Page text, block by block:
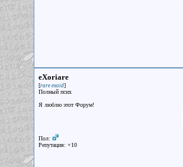
eXoriare
[rare exoid]
Полный псих
Я люблю этот Форум!
Пол:
Репутация: +10